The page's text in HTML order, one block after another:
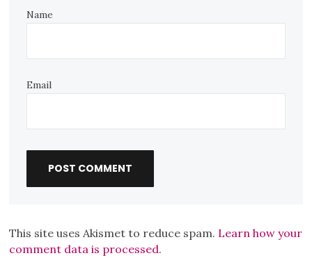
Name
Email
This site uses Akismet to reduce spam. Learn how your
comment data is processed.